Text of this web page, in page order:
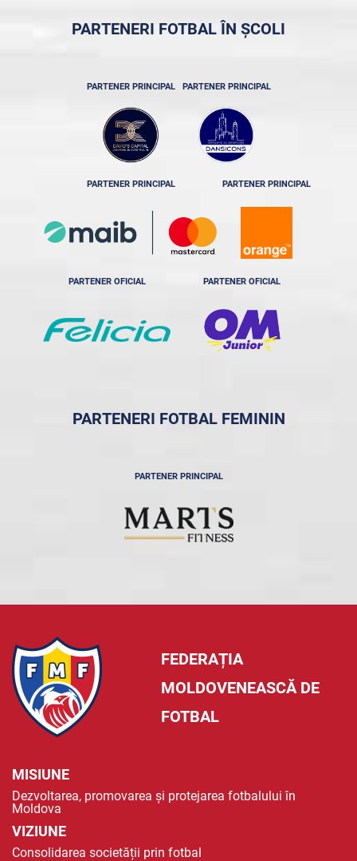
PARTENERI FOTBAL ÎN ȘCOLI
PARTENER PRINCIPAL PARTENER PRINCIPAL
PARTENER PRINCIPAL PARTENER PRINCIPAL
PARTENER OFICIAL PARTENER OFICIAL
PARTENERI FOTBAL FEMININ
PARTENER PRINCIPAL
FEDERAȚIA
MOLDOVENEASCĂ DE
FOTBAL
MISIUNE
Dezvoltarea, promovarea și protejarea fotbalului în
Moldova
VIZIUNE
Consolidarea societății prin fotbal